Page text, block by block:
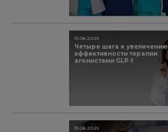
Четыре шага к увеличению
эффективности терапии
агонистами GLP-1
15.08.2025
15.08.2025